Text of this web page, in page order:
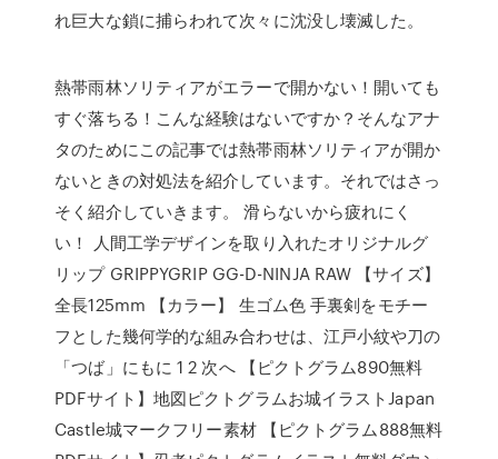
れ巨大な鎖に捕らわれて次々に沈没し壊滅した。
熱帯雨林ソリティアがエラーで開かない！開いても
すぐ落ちる！こんな経験はないですか？そんなアナ
タのためにこの記事では熱帯雨林ソリティアが開か
ないときの対処法を紹介しています。それではさっ
そく紹介していきます。 滑らないから疲れにく
い！ 人間工学デザインを取り入れたオリジナルグ
リップ GRIPPYGRIP GG-D-NINJA RAW 【サイズ】
全長125mm 【カラー】 生ゴム色 手裏剣をモチー
フとした幾何学的な組み合わせは、江戸小紋や刀の
「つば」にもに 1 2 次へ 【ピクトグラム890無料
PDFサイト】地図ピクトグラムお城イラストJapan
Castle城マークフリー素材 【ピクトグラム888無料